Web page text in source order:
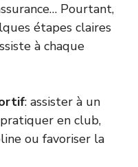
Pourtant,
étapes claires
à chaque
: assister à un
en club,
ou favoriser la